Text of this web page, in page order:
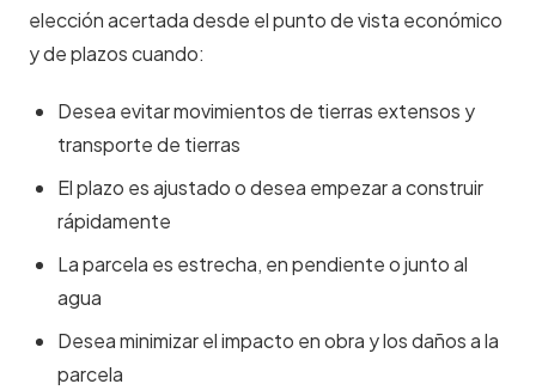
elección acertada desde el punto de vista económico
y de plazos cuando:
Desea evitar movimientos de tierras extensos y
transporte de tierras
El plazo es ajustado o desea empezar a construir
rápidamente
La parcela es estrecha, en pendiente o junto al
agua
Desea minimizar el impacto en obra y los daños a la
parcela